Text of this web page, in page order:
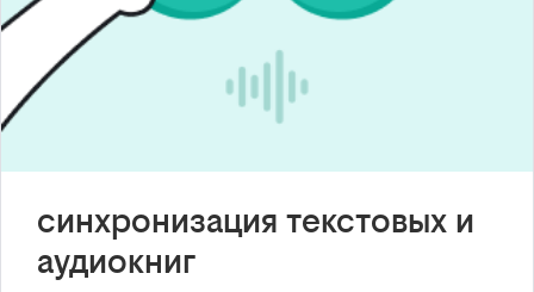
синхронизация текстовых и
аудиокниг